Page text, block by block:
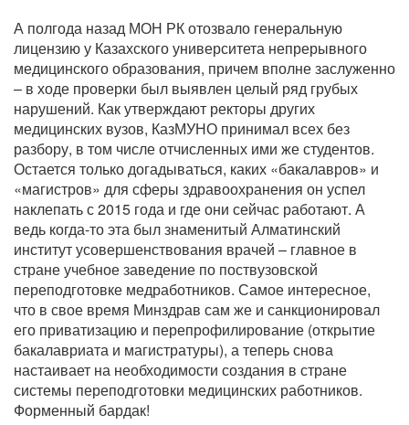
А полгода назад МОН РК отозвало генеральную
лицензию у Казахского университета непрерывного
медицинского образования, причем вполне заслуженно
– в ходе проверки был выявлен целый ряд грубых
нарушений. Как утверждают ректоры других
медицинских вузов, КазМУНО принимал всех без
разбору, в том числе отчисленных ими же студентов.
Остается только догадываться, каких «бакалавров» и
«магистров» для сферы здравоохранения он успел
наклепать с 2015 года и где они сейчас работают. А
ведь когда-то эта был знаменитый Алматинский
институт усовершенствования врачей – главное в
стране учебное заведение по поствузовской
переподготовке медработников. Самое интересное,
что в свое время Минздрав сам же и санкционировал
его приватизацию и перепрофилирование (открытие
бакалавриата и магистратуры), а теперь снова
настаивает на необходимости создания в стране
системы переподготовки медицинских работников.
Форменный бардак!